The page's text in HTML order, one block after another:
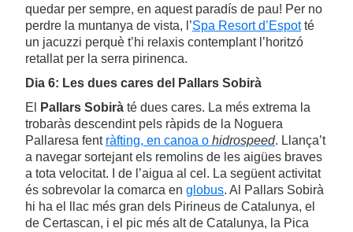
quedar per sempre, en aquest paradís de pau! Per no
perdre la muntanya de vista, l’Spa Resort d’Espotté
un jacuzzi perquè t’hi relaxis contemplant l’horitzó
retallat per la serra pirinenca.
Dia 6: Les dues cares del Pallars Sobirà
El
Pallars Sobirà té dues cares. La més extrema la
trobaràs descendint pels ràpids de la Noguera
Pallaresa fent ràfting, en canoa o hidrospeed. Llança’t
a navegar sortejant els remolins de les aigües braves
a tota velocitat. I de l’aigua al cel. La següent activitat
és sobrevolar la comarca en globus. Al Pallars Sobirà
hi ha el llac més gran dels Pirineus de Catalunya, el
de Certascan, i el pic més alt de Catalunya, la Pica